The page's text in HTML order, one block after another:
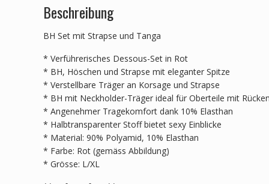
Beschreibung
BH Set mit Strapse und Tanga
* Verführerisches Dessous-Set in Rot
* BH, Höschen und Strapse mit eleganter Spitze
* Verstellbare Träger an Korsage und Strapse
* BH mit Neckholder-Träger ideal für Oberteile mit
* Angenehmer Tragekomfort dank 10% Elasthan
* Halbtransparenter Stoff bietet sexy Einblicke
* Material: 90% Polyamid, 10% Elasthan
* Farbe: Rot (gemäss Abbildung)
* Grösse: L/XL